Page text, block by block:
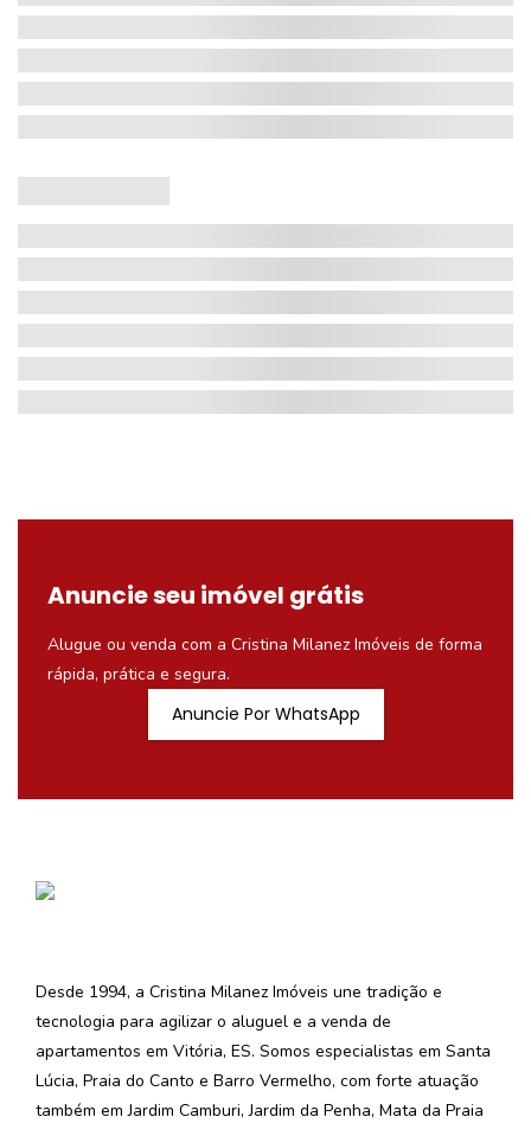
Anuncie seu imóvel grátis
Alugue ou venda com a Cristina Milanez Imóveis de forma
rápida, prática e segura.
Anuncie Por WhatsApp
Desde 1994, a Cristina Milanez Imóveis une tradição e
tecnologia para agilizar o aluguel e a venda de
apartamentos em Vitória, ES. Somos especialistas em Santa
Lúcia, Praia do Canto e Barro Vermelho, com forte atuação
também em Jardim Camburi, Jardim da Penha, Mata da Praia